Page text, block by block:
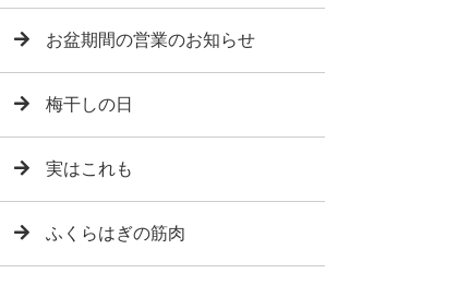
お盆期間の営業のお知らせ
梅干しの日
実はこれも
ふくらはぎの筋肉